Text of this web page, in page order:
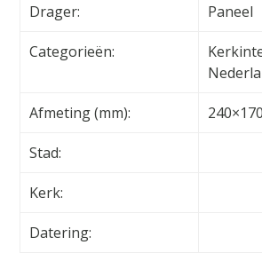
Drager: Paneel
Categorieën:
Afmeting (mm): 240×170
Stad:
Kerk:
Datering: